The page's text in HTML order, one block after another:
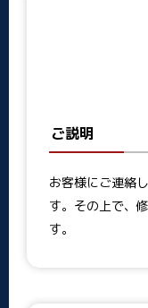
ご説明
お客様にご連絡
す。その上で、
す。